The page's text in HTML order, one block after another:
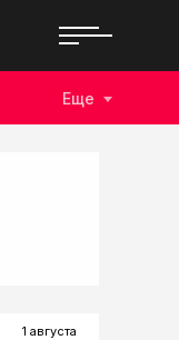
Еще
1 августа